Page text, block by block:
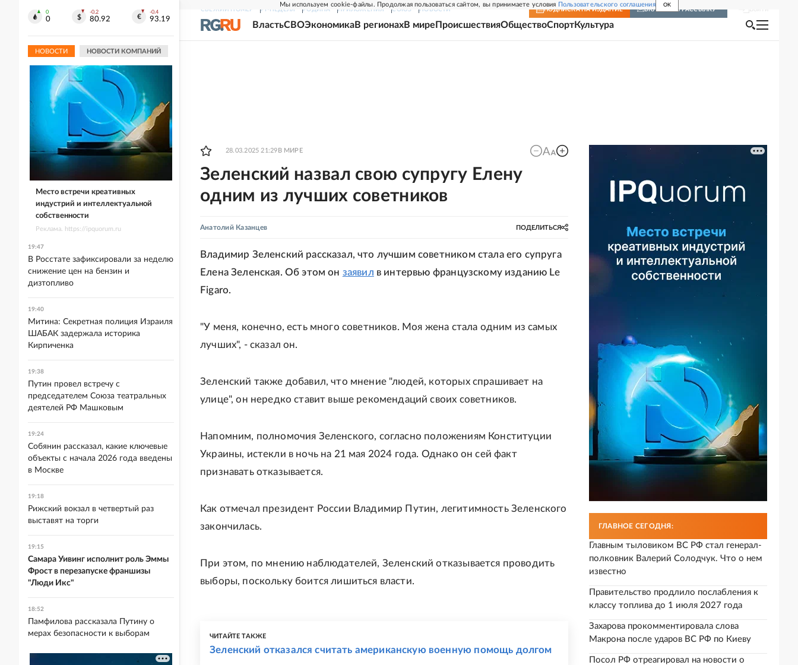
Мы используем cookie-файлы. Продолжая пользоваться сайтом, вы принимаете условия Пользовательского соглашения OK
СВЕЖИЙ НОМЕР РГ-НЕДЕЛЯ РОДИНА ПРИЛОЖЕНИЯ СОЮЗ НОВОСТИ ПОДПИСКА НА ИЗДАНИЕ ВКЛЮЧИТЬ РАССЫЛКУ
ВластьСВОЭкономикаВ регионахВ мире ПроисшествияОбществоСпортКультура
28.03.2025 21:29 В МИРЕ
Зеленский назвал свою супругу Елену
одним из лучших советников
Анатолий Казанцев ПОДЕЛИТЬСЯ
Владимир Зеленский рассказал, что лучшим советником стала его супруга
Елена Зеленская. Об этом он заявил в интервью французскому изданию Le
Figaro.
"У меня, конечно, есть много советников. Моя жена стала одним из самых
лучших", - сказал он.
Зеленский также добавил, что мнение "людей, которых спрашивает на
улице", он нередко ставит выше рекомендаций своих советников.
Напомним, полномочия Зеленского, согласно положениям Конституции
Украины, истекли в ночь на 21 мая 2024 года. Однако он сей факт
признавать отказывается.
Как отмечал президент России Владимир Путин, легитимность Зеленского
закончилась.
При этом, по мнению наблюдателей, Зеленский отказывается проводить
выборы, поскольку боится лишиться власти.
ЧИТАЙТЕ ТАКЖЕ
Зеленский отказался считать американскую военную помощь долгом
ГЛАВНОЕ СЕГОДНЯ:
Главным тыловиком ВС РФ стал генерал-
полковник Валерий Солодчук. Что о нем
известно
Правительство продлило послабления к
классу топлива до 1 июля 2027 года
Захарова прокомментировала слова
Макрона после ударов ВС РФ по Киеву
Посол РФ отреагировал на новости о
0
0
-0.2
80.92
-0.4
93.19
НОВОСТИ НОВОСТИ КОМПАНИЙ
Место встречи креативных
индустрий и интеллектуальной
собственности
Реклама. https://ipquorum.ru
19:47
В Росстате зафиксировали за неделю
снижение цен на бензин и
дизтопливо
19:40
Митина: Секретная полиция Израиля
ШАБАК задержала историка
Кирпиченка
19:38
Путин провел встречу с
председателем Союза театральных
деятелей РФ Машковым
19:24
Собянин рассказал, какие ключевые
объекты с начала 2026 года введены
в Москве
19:18
Рижский вокзал в четвертый раз
выставят на торги
19:15
Самара Уивинг исполнит роль Эммы
Фрост в перезапуске франшизы
"Люди Икс"
18:52
Памфилова рассказала Путину о
мерах безопасности к выборам